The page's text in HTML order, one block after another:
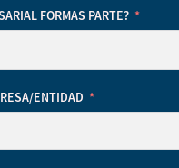
FORMAS PARTE?
ENTIDAD